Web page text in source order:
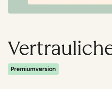
Premiumversion